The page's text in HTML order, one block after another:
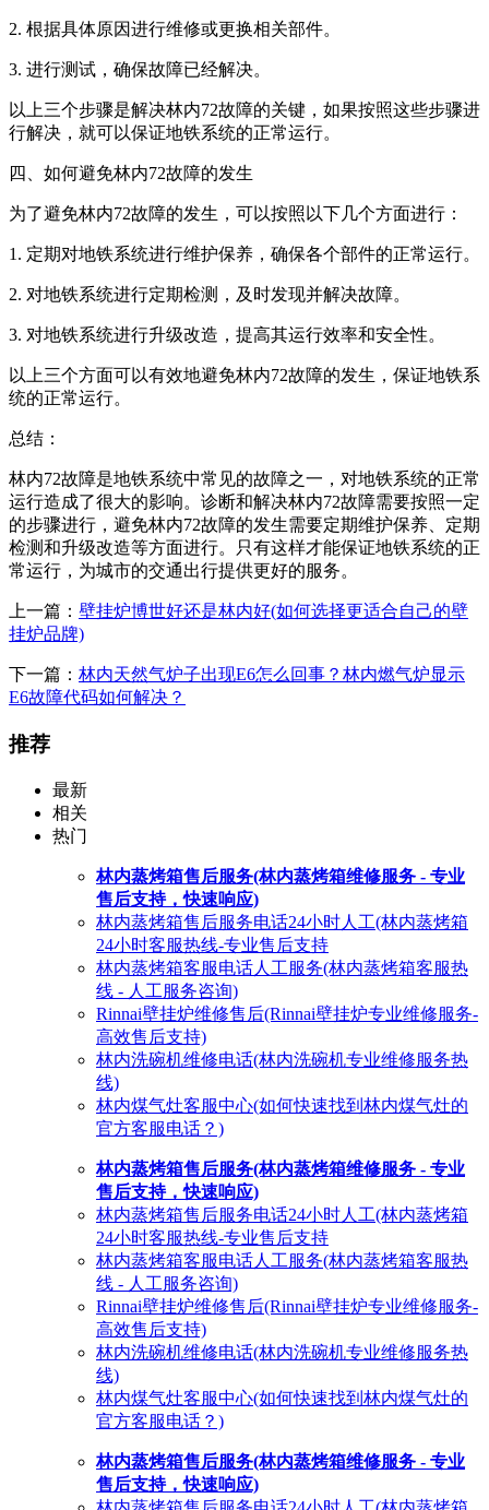
2. 根据具体原因进行维修或更换相关部件。
3. 进行测试，确保故障已经解决。
以上三个步骤是解决林内72故障的关键，如果按照这些步骤进
行解决，就可以保证地铁系统的正常运行。
四、如何避免林内72故障的发生
为了避免林内72故障的发生，可以按照以下几个方面进行：
1. 定期对地铁系统进行维护保养，确保各个部件的正常运行。
2. 对地铁系统进行定期检测，及时发现并解决故障。
3. 对地铁系统进行升级改造，提高其运行效率和安全性。
以上三个方面可以有效地避免林内72故障的发生，保证地铁系
统的正常运行。
总结：
林内72故障是地铁系统中常见的故障之一，对地铁系统的正常
运行造成了很大的影响。诊断和解决林内72故障需要按照一定
的步骤进行，避免林内72故障的发生需要定期维护保养、定期
检测和升级改造等方面进行。只有这样才能保证地铁系统的正
常运行，为城市的交通出行提供更好的服务。
上一篇： 壁挂炉博世好还是林内好(如何选择更适合自己的壁
挂炉品牌)
下一篇： 林内天然气炉子出现E6怎么回事？林内燃气炉显示
E6故障代码如何解决？
推荐
最新
相关
热门
林内蒸烤箱售后服务(林内蒸烤箱维修服务 - 专业
售后支持，快速响应)
林内蒸烤箱售后服务电话24小时人工(林内蒸烤箱
24小时客服热线-专业售后支持
林内蒸烤箱客服电话人工服务(林内蒸烤箱客服热
线 - 人工服务咨询)
Rinnai壁挂炉维修售后(Rinnai壁挂炉专业维修服务-
高效售后支持)
林内洗碗机维修电话(林内洗碗机专业维修服务热
线)
林内煤气灶客服中心(如何快速找到林内煤气灶的
官方客服电话？)
林内蒸烤箱售后服务(林内蒸烤箱维修服务 - 专业
售后支持，快速响应)
林内蒸烤箱售后服务电话24小时人工(林内蒸烤箱
24小时客服热线-专业售后支持
林内蒸烤箱客服电话人工服务(林内蒸烤箱客服热
线 - 人工服务咨询)
Rinnai壁挂炉维修售后(Rinnai壁挂炉专业维修服务-
高效售后支持)
林内洗碗机维修电话(林内洗碗机专业维修服务热
线)
林内煤气灶客服中心(如何快速找到林内煤气灶的
官方客服电话？)
林内蒸烤箱售后服务(林内蒸烤箱维修服务 - 专业
售后支持，快速响应)